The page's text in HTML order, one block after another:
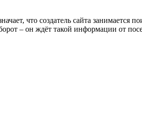
что создатель сайта занимается
– он ждёт такой информации от